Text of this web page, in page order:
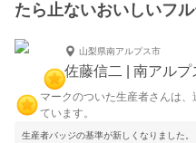
たら止ないおいしいフ
山梨県南アルプス市
佐藤信二 | 南アルプ
マークのついた生産者さんは
ています。
生産者バッジの基準が新しくなりました。